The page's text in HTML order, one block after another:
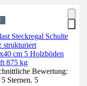
Steckregal Schulte
strukturiert
cm 5 Holzböden
875 kg
Bewertung:
Sternen. 5